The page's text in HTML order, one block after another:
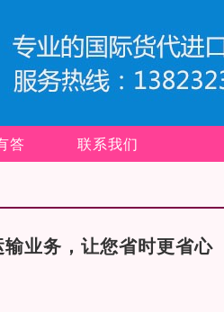
答 联系我们
业务，让您省时更省心